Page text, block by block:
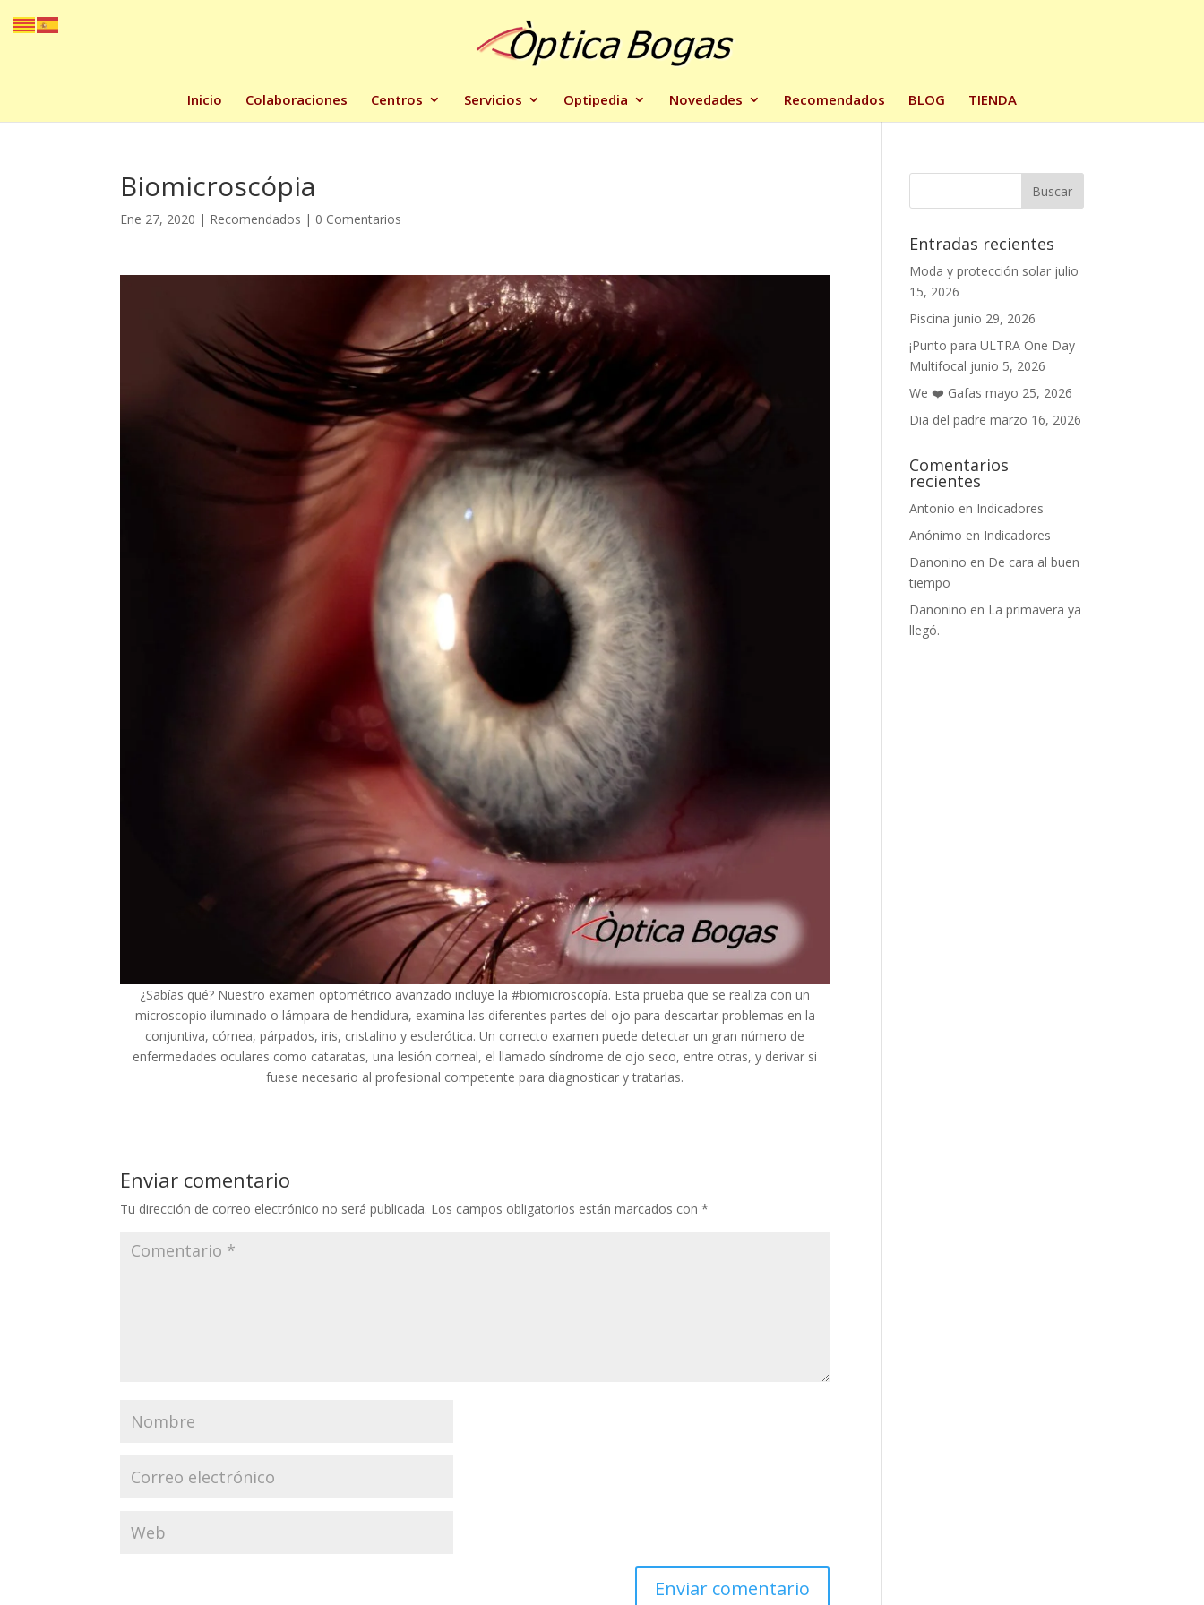
Inicio Colaboraciones Centros Servicios Optipedia Novedades Recomendados BLOG TIENDA
Biomicroscópia
Ene 27, 2020 | Recomendados | 0 Comentarios
¿Sabías qué? Nuestro examen optométrico avanzado incluye la #biomicroscopía. Esta prueba que se realiza con un
microscopio iluminado o lámpara de hendidura, examina las diferentes partes del ojo para descartar problemas en la
conjuntiva, córnea, párpados, iris, cristalino y esclerótica. Un correcto examen puede detectar un gran número de
enfermedades oculares como cataratas, una lesión corneal, el llamado síndrome de ojo seco, entre otras, y derivar si
fuese necesario al profesional competente para diagnosticar y tratarlas.
Enviar comentario
Tu dirección de correo electrónico no será publicada. Los campos obligatorios están marcados con*
Entradas recientes
Moda y protección solar julio
15, 2026
Piscina junio 29, 2026
¡Punto para ULTRA One Day
Multifocal junio 5, 2026
We ❤️ Gafas mayo 25, 2026
Dia del padre marzo 16, 2026
Comentarios
recientes
Antonio en Indicadores
Anónimo en Indicadores
Danonino en De cara al buen
tiempo
Danonino en La primavera ya
llegó.